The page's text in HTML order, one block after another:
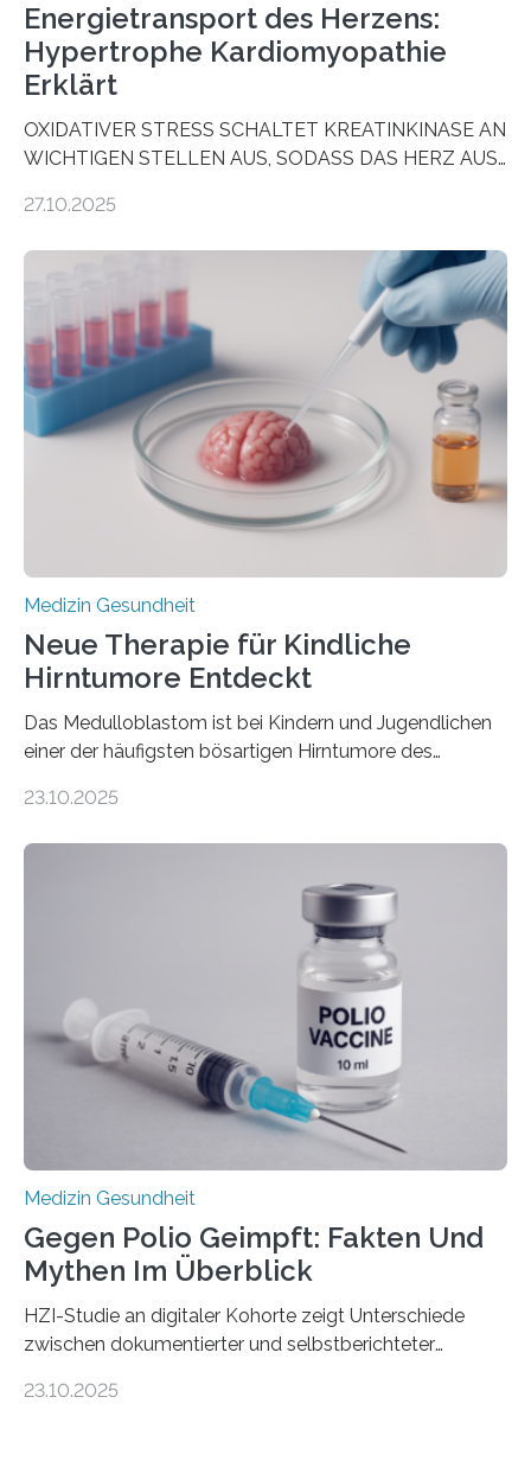
Energietransport des Herzens:
Hypertrophe Kardiomyopathie
Erklärt
OXIDATIVER STRESS SCHALTET KREATINKINASE AN
WICHTIGEN STELLEN AUS, SODASS DAS HERZ AUS
aus dem Deutschen Zentrum für Herzinsuffizienz
im Journal Circulation, warum der Energietransport bei
der Hypertrophen Kardiomyopathie (HCM) versagen
kann und wie sich durch eine Verringerung der
Herzbelastung und des oxidativen Stresses
Rhythmusstörungen reduzieren lassen. Würzburg. Die
hypertrophe Kardiomyopathie (HCM) ist die häufigste
erblich bedingte Herzerkrankung. Sie führt dazu, dass
sich die linke Herzkammer verdickt, der Herzmuskel zu
stark kontrahiert…
27.10.2025
Medizin Gesundheit
Neue Therapie für Kindliche
Hirntumore Entdeckt
Das Medulloblastom ist bei Kindern und Jugendlichen
einer der häufigsten bösartigen Hirntumore des
Betroffenen können mit heutigen Methoden geheilt
Dringend benötigt werden zielgerichtete Therapien, die
nur Tumorschwachstellen angreifen und normales
Gewebe verschonen. Forschende um Daniel Merk vom
Hertie-Institut für klinische Hirnforschung am
Universitätsklinikum Tübingen haben eine solche
Schwachstelle im Erbgut einer Untergruppe des
Medulloblastoms gefunden. Die Wilhelm Sander-
Stiftung unterstützte das Projekt…
23.10.2025
Medizin Gesundheit
Gegen Polio Geimpft: Fakten Und
Mythen Im Überblick
HZI-Studie an digitaler Kohorte zeigt Unterschiede
zwischen dokumentierter und selbstberichteter
Kinderlähmung, ist eine ansteckende Krankheit, die
23.10.2025